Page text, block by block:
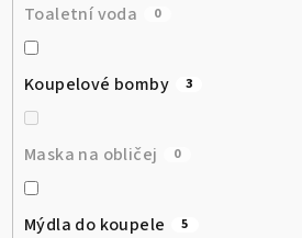
Toaletní voda 0
Koupelové bomby 3
Maska na obličej 0
Mýdla do koupele 5